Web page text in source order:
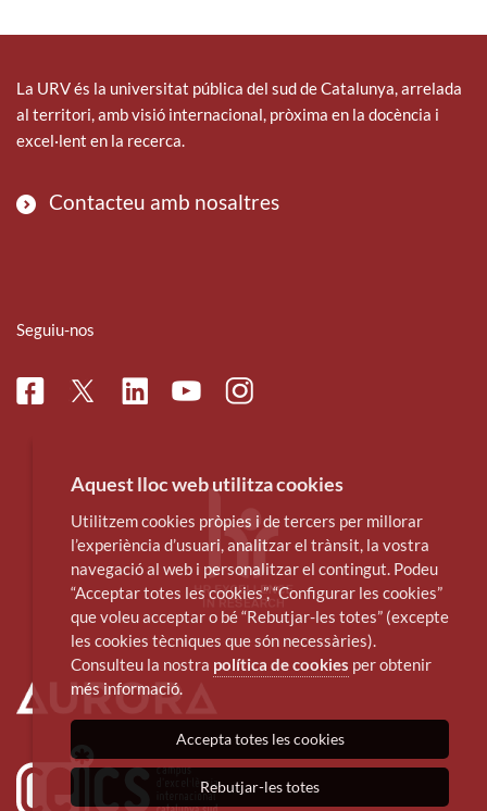
La URV és la universitat pública del sud de Catalunya, arrelada
al territori, amb visió internacional, pròxima en la docència i
excel·lent en la recerca.
Contacteu amb nosaltres
Seguiu-nos
FacebookTwitterLinkedinYoutubeInstagram
Aquest lloc web utilitza cookies
Utilitzem cookies pròpies i de tercers per millorar
l’experiència d’usuari, analitzar el trànsit, la vostra
navegació al web i personalitzar el contingut. Podeu
“Acceptar totes les cookies”, “Configurar les cookies”
que voleu acceptar o bé “Rebutjar-les totes” (excepte
les cookies tècniques que són necessàries).
Consulteu la nostra política de cookies per obtenir
més informació.
Accepta totes les cookies
Rebutjar-les totes